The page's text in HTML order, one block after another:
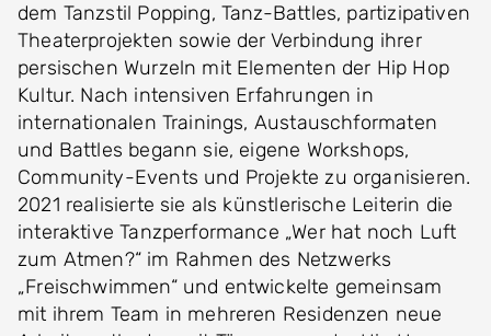
dem Tanzstil Popping, Tanz-Battles, partizipativen
Theaterprojekten sowie der Verbindung ihrer
persischen Wurzeln mit Elementen der Hip Hop
Kultur. Nach intensiven Erfahrungen in
internationalen Trainings, Austauschformaten
und Battles begann sie, eigene Workshops,
Community-Events und Projekte zu organisieren.
2021 realisierte sie als künstlerische Leiterin die
interaktive Tanzperformance „Wer hat noch Luft
zum Atmen?“ im Rahmen des Netzwerks
„Freischwimmen“ und entwickelte gemeinsam
mit ihrem Team in mehreren Residenzen neue